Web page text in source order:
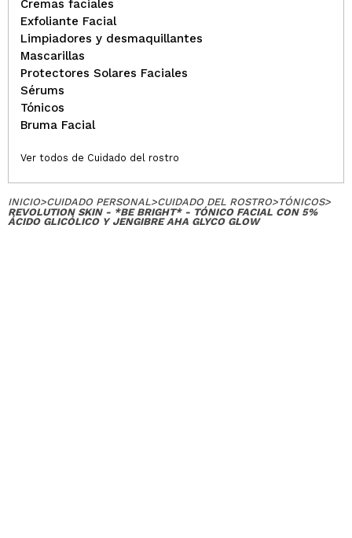
Cremas faciales
Exfoliante Facial
Limpiadores y desmaquillantes
Mascarillas
Protectores Solares Faciales
Sérums
Tónicos
Bruma Facial
Ver todos de Cuidado del rostro
INICIO>CUIDADO PERSONAL>CUIDADO DEL ROSTRO>TÓNICOS>
REVOLUTION SKIN - *BE BRIGHT* - TÓNICO FACIAL CON 5%
ÁCIDO GLICÓLICO Y JENGIBRE AHA GLYCO GLOW